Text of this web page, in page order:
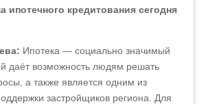
ипотечного кредитования сегодня
Ипотека — социально значимый
даёт возможность людям решать
а также является одним из
застройщиков региона. Для